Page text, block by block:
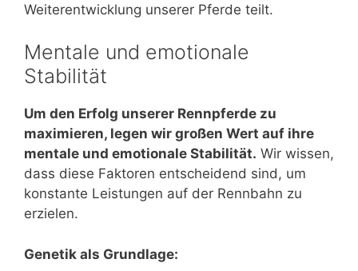
Weiterentwicklung unserer Pferde teilt.
Mentale und emotionale
Stabilität
Um den Erfolg unserer Rennpferde zu
maximieren, legen wir großen Wert auf ihre
mentale und emotionale Stabilität. Wir wissen,
dass diese Faktoren entscheidend sind, um
konstante Leistungen auf der Rennbahn zu
erzielen.
Genetik als Grundlage: